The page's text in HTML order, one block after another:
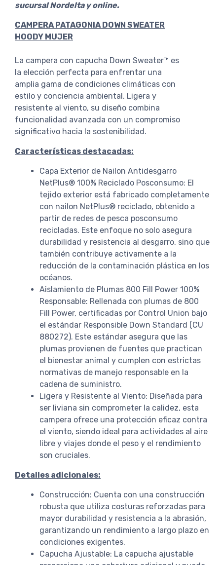
sucursal Nordelta y online.
CAMPERA PATAGONIA DOWN SWEATER
HOODY MUJER
La campera con capucha Down Sweater™ es
la elección perfecta para enfrentar una
amplia gama de condiciones climáticas con
estilo y conciencia ambiental. Ligera y
resistente al viento, su diseño combina
funcionalidad avanzada con un compromiso
significativo hacia la sostenibilidad.
Características destacadas:
Capa Exterior de Nailon Antidesgarro
NetPlus® 100% Reciclado Posconsumo: El
tejido exterior está fabricado completamente
con nailon NetPlus® reciclado, obtenido a
partir de redes de pesca posconsumo
recicladas. Este enfoque no solo asegura
durabilidad y resistencia al desgarro, sino que
también contribuye activamente a la
reducción de la contaminación plástica en los
océanos.
Aislamiento de Plumas 800 Fill Power 100%
Responsable: Rellenada con plumas de 800
Fill Power, certificadas por Control Union bajo
el estándar Responsible Down Standard (CU
880272). Este estándar asegura que las
plumas provienen de fuentes que practican
el bienestar animal y cumplen con estrictas
normativas de manejo responsable en la
cadena de suministro.
Ligera y Resistente al Viento: Diseñada para
ser liviana sin comprometer la calidez, esta
campera ofrece una protección eficaz contra
el viento, siendo ideal para actividades al aire
libre y viajes donde el peso y el rendimiento
son cruciales.
Detalles adicionales:
Construcción: Cuenta con una construcción
robusta que utiliza costuras reforzadas para
mayor durabilidad y resistencia a la abrasión,
garantizando un rendimiento a largo plazo en
condiciones exigentes.
Capucha Ajustable: La capucha ajustable